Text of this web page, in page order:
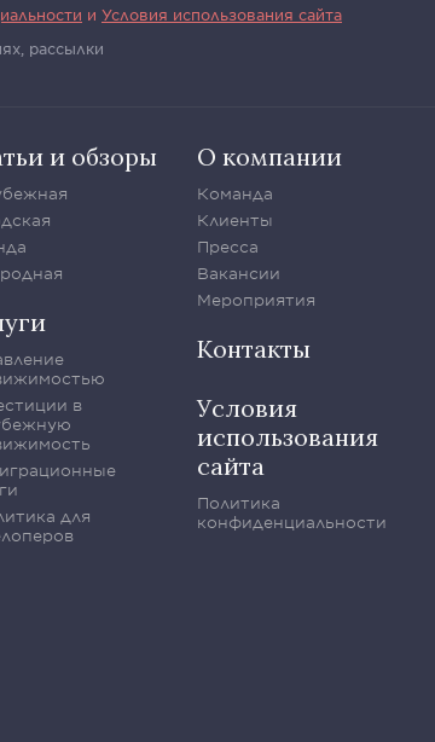
и Условия использования сайта
рассылки
и обзоры
в
для
О компании
Команда
Клиенты
Пресса
Вакансии
Мероприятия
Контакты
Условия
использования
сайта
Политика
конфиденциальности